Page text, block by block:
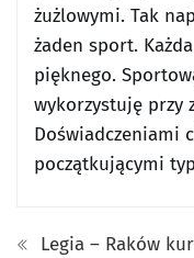
żużlowymi. Tak
żaden sport.
pięknego.
wykorzystuję przy
Doświadczeniami
początkującymi
Legia – Raków